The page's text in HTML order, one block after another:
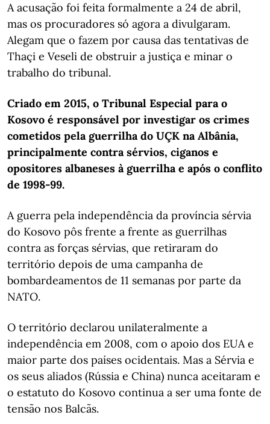
A acusação foi feita formalmente a 24 de abril,
mas os procuradores só agora a divulgaram.
Alegam que o fazem por causa das tentativas de
Thaçi e Veseli de obstruir a justiça e minar o
trabalho do tribunal.
Criado em 2015, o Tribunal Especial para o
Kosovo é responsável por investigar os crimes
cometidos pela guerrilha do UÇK na Albânia,
principalmente contra sérvios, ciganos e
opositores albaneses à guerrilha e após o conflito
de 1998-99.
A guerra pela independência da província sérvia
do Kosovo pôs frente a frente as guerrilhas
contra as forças sérvias, que retiraram do
território depois de uma campanha de
bombardeamentos de 11 semanas por parte da
NATO.
O território declarou unilateralmente a
independência em 2008, com o apoio dos EUA e
maior parte dos países ocidentais. Mas a Sérvia e
os seus aliados (Rússia e China) nunca aceitaram e
o estatuto do Kosovo continua a ser uma fonte de
tensão nos Balcãs.